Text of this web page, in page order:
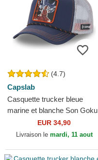
(4.7)
Capslab
Casquette trucker bleue
marine et blanche Son Goku
DBS5 ULT Dragon Ball
Capslab
EUR 34,90
Livraison le mardi, 11 aout